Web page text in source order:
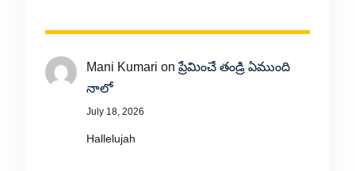
Mani Kumari onప్రేమించే తండ్రి ఏముంది
నాలో
July 18, 2026
Hallelujah